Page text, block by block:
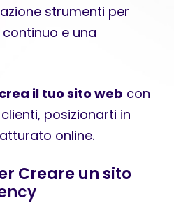
strumenti per
e una
il tuo sito web con
posizionarti in
online.
Creare un sito